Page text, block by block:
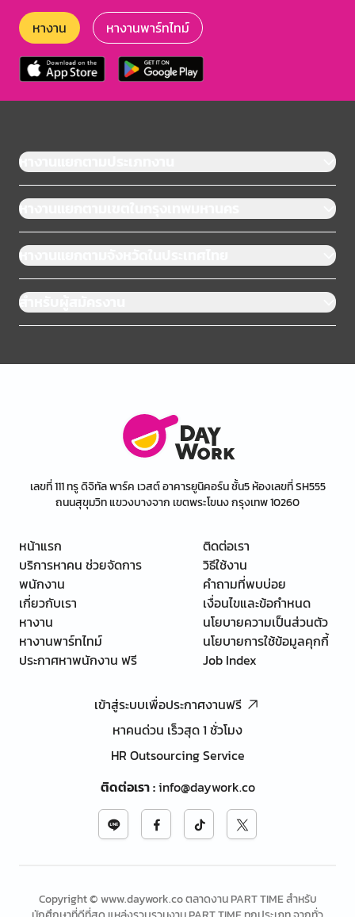
หางาน หางานพาร์ทไทม์
หางานแยกตามประเภทงาน
หางานแยกตามเขตในกรุงเทพมหานคร
หางานแยกตามจังหวัดในประเทศไทย
สำหรับผู้สมัครงาน
เลขที่ 111 ทรู ดิจิทัล พาร์ค เวสต์ อาคารยูนิคอร์น ชั้น5 ห้องเลขที่ SH555
ถนนสุขุมวิท แขวงบางจาก เขตพระโขนง กรุงเทพ 10260
หน้าแรก
บริการหาคน ช่วยจัดการ
พนักงาน
เกี่ยวกับเรา
หางาน
หางานพาร์ทไทม์
ประกาศหาพนักงาน ฟรี
ติดต่อเรา
วิธีใช้งาน
คำถามที่พบบ่อย
เงื่อนไขและข้อกำหนด
นโยบายความเป็นส่วนตัว
นโยบายการใช้ข้อมูลคุกกี้
Job Index
เข้าสู่ระบบเพื่อประกาศงานฟรี
หาคนด่วน เร็วสุด 1 ชั่วโมง
HR Outsourcing Service
ติดต่อเรา:info@daywork.co
Copyright © www.daywork.co ตลาดงาน PART TIME สำหรับ